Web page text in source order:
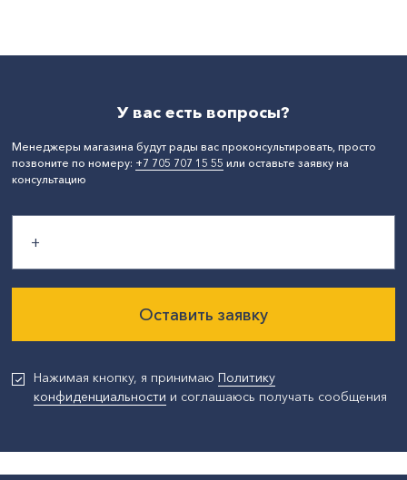
У вас есть вопросы?
Менеджеры магазина будут рады вас проконсультировать, просто
позвоните по номеру: +7 705 707 15 55 или оставьте заявку на
консультацию
Оставить заявку
Нажимая кнопку, я принимаю Политику
конфиденциальности и соглашаюсь получать сообщения